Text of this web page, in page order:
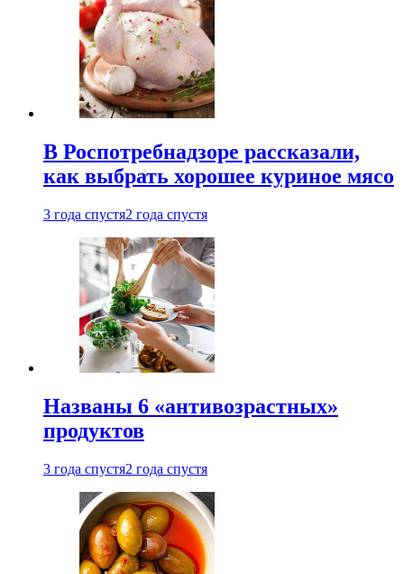
В Роспотребнадзоре рассказали,
как выбрать хорошее куриное мясо
3 года спустя2 года спустя
Названы 6 «антивозрастных»
продуктов
3 года спустя2 года спустя